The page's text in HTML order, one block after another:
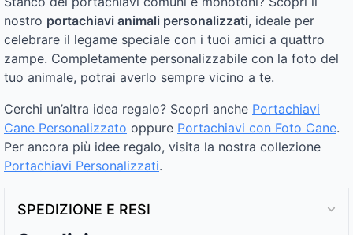
nostro portachiavi animali personalizzati, ideale per
celebrare il legame speciale con i tuoi amici a quattro
zampe. Completamente personalizzabile con la foto del
tuo animale, potrai averlo sempre vicino a te.
Cerchi un’altra idea regalo? Scopri anche Portachiavi
Cane Personalizzato oppure Portachiavi con Foto Cane.
Per ancora più idee regalo, visita la nostra collezione
Portachiavi Personalizzati.
SPEDIZIONE E RESI